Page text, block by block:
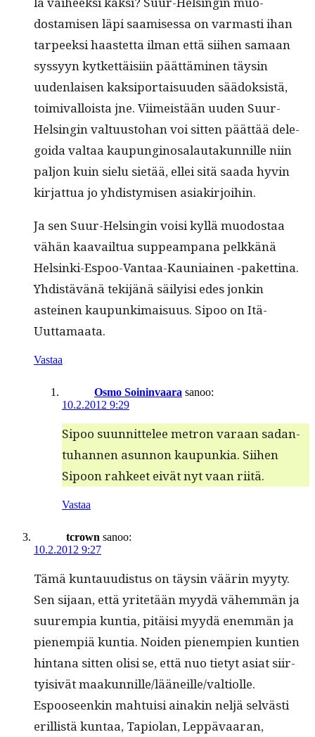
dostamisen läpi saamises­sa on var­masti ihan
tarpeek­si haastet­ta ilman että siihen samaan
syssyyn kytket­täisi­in päät­tämi­nen täysin
uuden­laisen kak­si­por­taisu­u­den sää­dok­sistä,
toimi­val­loista jne. Viimeistään uuden Suur-
Helsin­gin val­tu­us­to­han voi sit­ten päät­tää dele­
goi­da val­taa kaupungi­nos­alau­takun­nille niin
paljon kuin sielu sietää, ellei sitä saa­da hyvin
kir­jat­tua jo yhdis­tymisen asiakirjoihin.
Ja sen Suur-Helsin­gin voisi kyl­lä muo­dostaa
vähän kaavail­tua sup­peam­pana pelkkänä
Helsin­ki-Espoo-Van­taa-Kau­ni­ainen ‑paket­ti­na.
Yhdis­tävänä tek­i­jänä säi­ly­isi edes jonkin
asteinen kaupunki­maisu­us. Sipoo on Itä-
Uuttamaata.
Vastaa
Osmo Soininvaara sanoo:
10.2.2012 9:29
Sipoo suun­nit­telee metron varaan sadan­
tuhan­nen asun­non kaupunkia. Siihen
Sipoon rah­keet eivät nyt vaan riitä.
Vastaa
tcrown sanoo:
10.2.2012 9:27
Tämä kun­tau­ud­is­tus on täysin väärin myy­ty.
Sen sijaan, että yritetään myy­dä vähem­män ja
suurem­pia kun­tia, pitäisi myy­dä enem­män ja
pienem­piä kun­tia. Noiden pienem­pi­en kun­tien
hin­tana sit­ten olisi se, että nuo tietyt asi­at siir­
ty­i­sivät maakunnille/lääneille/valtiolle.
Espooseenkin mah­tu­isi ainakin neljä selvästi
eril­listä kun­taa, Tapi­olan, Lep­pä­vaaran,